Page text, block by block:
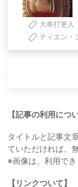
大奉打更人
ティエン・
【記事の利用につ
タイトルと記事文
ていただければ、
※画像は、利用でき
【リンクついて】